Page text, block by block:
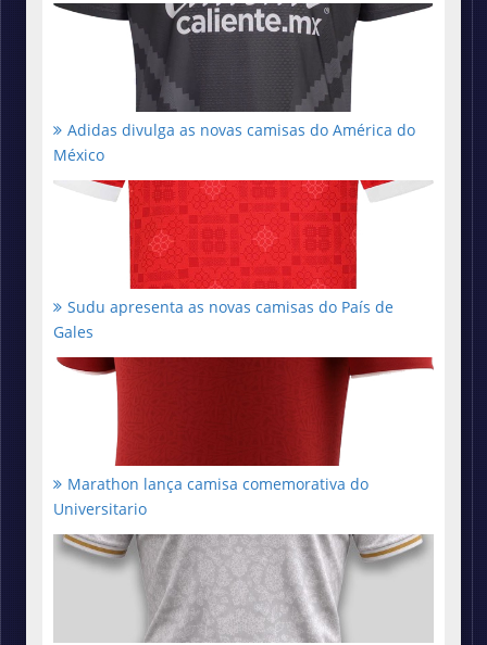
Adidas divulga as novas camisas do América do
México
Sudu apresenta as novas camisas do País de
Gales
Marathon lança camisa comemorativa do
Universitario